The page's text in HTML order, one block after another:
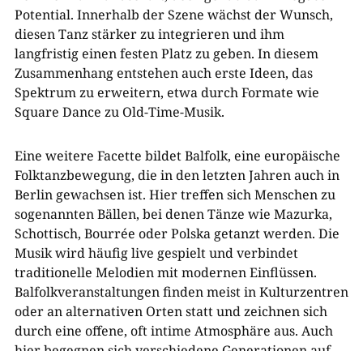
Potential. Innerhalb der Szene wächst der Wunsch,
diesen Tanz stärker zu integrieren und ihm
langfristig einen festen Platz zu geben. In diesem
Zusammenhang entstehen auch erste Ideen, das
Spektrum zu erweitern, etwa durch Formate wie
Square Dance zu Old-Time-Musik.
Eine weitere Facette bildet Balfolk, eine europäische
Folktanzbewegung, die in den letzten Jahren auch in
Berlin gewachsen ist. Hier treffen sich Menschen zu
sogenannten Bällen, bei denen Tänze wie Mazurka,
Schottisch, Bourrée oder Polska getanzt werden. Die
Musik wird häufig live gespielt und verbindet
traditionelle Melodien mit modernen Einflüssen.
Balfolkveranstaltungen finden meist in Kulturzentren
oder an alternativen Orten statt und zeichnen sich
durch eine offene, oft intime Atmosphäre aus. Auch